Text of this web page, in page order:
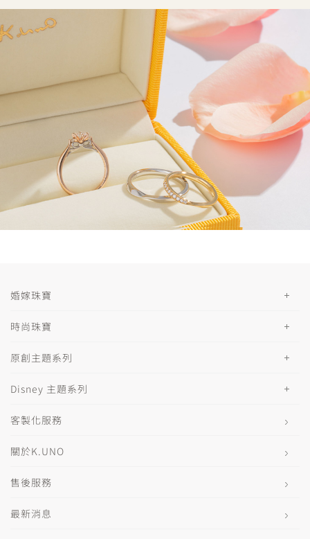
婚嫁珠寶
時尚珠寶
原創主題系列
Disney 主題系列
客製化服務
關於K.UNO
售後服務
最新消息